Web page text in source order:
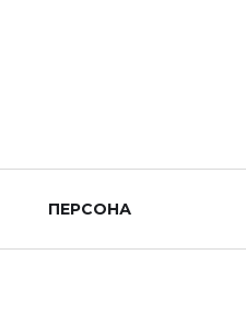
ПЕРСОНА